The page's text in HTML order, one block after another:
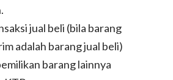
jual beli (bila barang
adalah barang jual beli)
barang lainnya